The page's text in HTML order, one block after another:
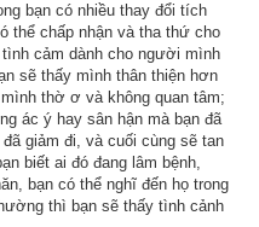
bạn có nhiều thay đổi tích
thể chấp nhận và tha thứ cho
cảm dành cho người mình
sẽ thấy mình thân thiện hơn
thờ ơ và không quan tâm;
ác ý hay sân hận mà bạn đã
giảm đi, và cuối cùng sẽ tan
biết ai đó đang lâm bệnh,
bạn có thể nghĩ đến họ trong
thì bạn sẽ thấy tình cảnh